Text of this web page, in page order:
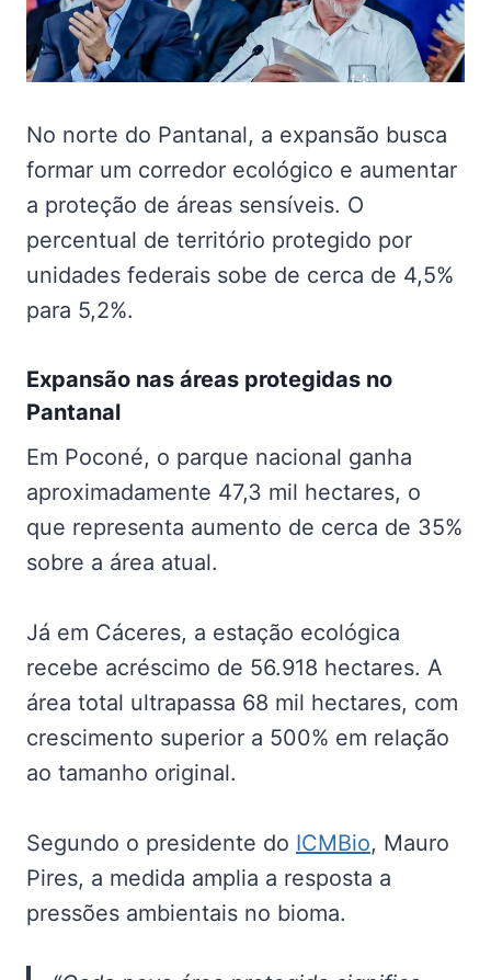
No norte do Pantanal, a expansão busca
formar um corredor ecológico e aumentar
a proteção de áreas sensíveis. O
percentual de território protegido por
unidades federais sobe de cerca de 4,5%
para 5,2%.
Expansão nas áreas protegidas no
Pantanal
Em Poconé, o parque nacional ganha
aproximadamente 47,3 mil hectares, o
que representa aumento de cerca de 35%
sobre a área atual.
Já em Cáceres, a estação ecológica
recebe acréscimo de 56.918 hectares. A
área total ultrapassa 68 mil hectares, com
crescimento superior a 500% em relação
ao tamanho original.
Segundo o presidente do ICMBio, Mauro
Pires, a medida amplia a resposta a
pressões ambientais no bioma.